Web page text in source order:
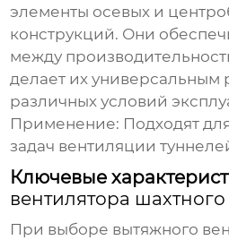
элементы осевых и
конструкций. Они
между
делает их
различных условий
Применение: Подходят
задач вентиляции
Ключевые
вентилятора
При выборе вытяжного